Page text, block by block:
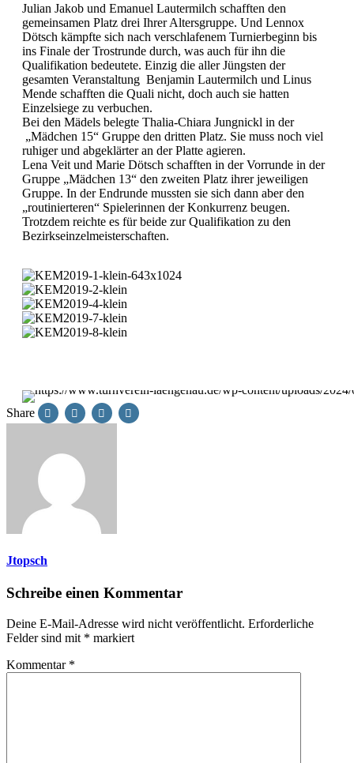
Julian Jakob und Emanuel Lautermilch schafften den
gemeinsamen Platz drei Ihrer Altersgruppe. Und Lennox
Dötsch kämpfte sich nach verschlafenem Turnierbeginn bis
ins Finale der Trostrunde durch, was auch für ihn die
Qualifikation bedeutete. Einzig die aller Jüngsten der
gesamten Veranstaltung Benjamin Lautermilch und Linus
Mende schafften die Quali nicht, doch auch sie hatten
Einzelsiege zu verbuchen.
Bei den Mädels belegte Thalia-Chiara Jungnickl in der
„Mädchen 15“ Gruppe den dritten Platz. Sie muss noch viel
ruhiger und abgeklärter an der Platte agieren.
Lena Veit und Marie Dötsch schafften in der Vorrunde in der
Gruppe „Mädchen 13“ den zweiten Platz ihrer jeweiligen
Gruppe. In der Endrunde mussten sie sich dann aber den
„routinierteren“ Spielerinnen der Konkurrenz beugen.
Trotzdem reichte es für beide zur Qualifikation zu den
Bezirkseinzelmeisterschaften.
Share
Jtopsch
Schreibe einen Kommentar
Deine E-Mail-Adresse wird nicht veröffentlicht. Erforderliche
Felder sind mit * markiert
Kommentar *